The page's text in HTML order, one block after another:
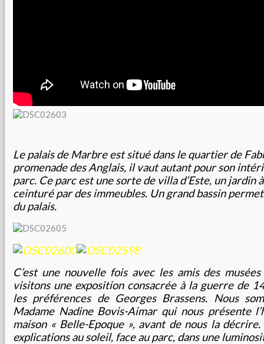
Le palais de Marbre est situé dans le quartier de
promenade des Anglais, il vaut autant pour son
parc. Ce parc est une sorte de villa d’Este, un jardin
ceinturé par des immeubles. Un grand bassin
du palais.
C’est une nouvelle fois avec les amis des
visitons une exposition consacrée à la guerre de
les préférences de Georges Brassens. Nous
Madame Nadine Bovis-Aimar qui nous présente
maison « Belle-Epoque », avant de nous la
explications au soleil, face au parc, dans une